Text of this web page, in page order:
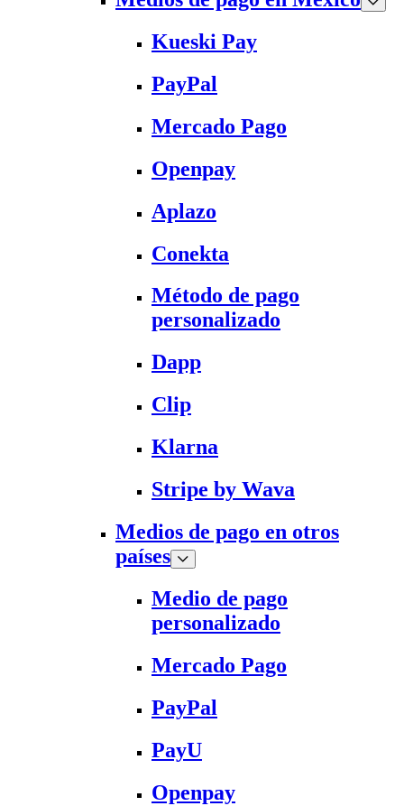
Kueski Pay
PayPal
Mercado Pago
Openpay
Aplazo
Conekta
Método de pago
personalizado
Dapp
Clip
Klarna
Stripe by Wava
Medios de pago en otros
países
Medio de pago
personalizado
Mercado Pago
PayPal
PayU
Openpay